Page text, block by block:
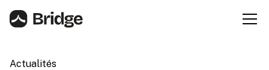
Actualités